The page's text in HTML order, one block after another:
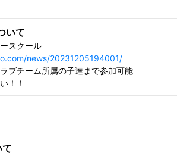
いて
スクール
news/20231205194001/
ブチーム所属の子達まで参加可能
！！